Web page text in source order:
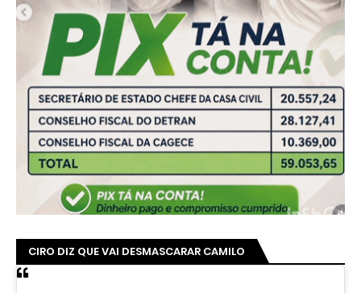
CIRO DIZ QUE VAI DESMASCARAR CAMILO